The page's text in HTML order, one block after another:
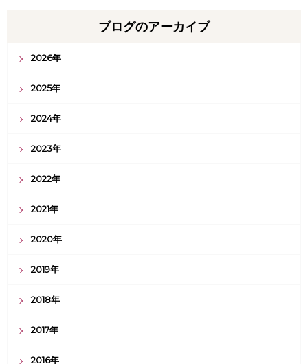
ブログのアーカイブ
2026年
2025年
2024年
2023年
2022年
2021年
2020年
2019年
2018年
2017年
2016年